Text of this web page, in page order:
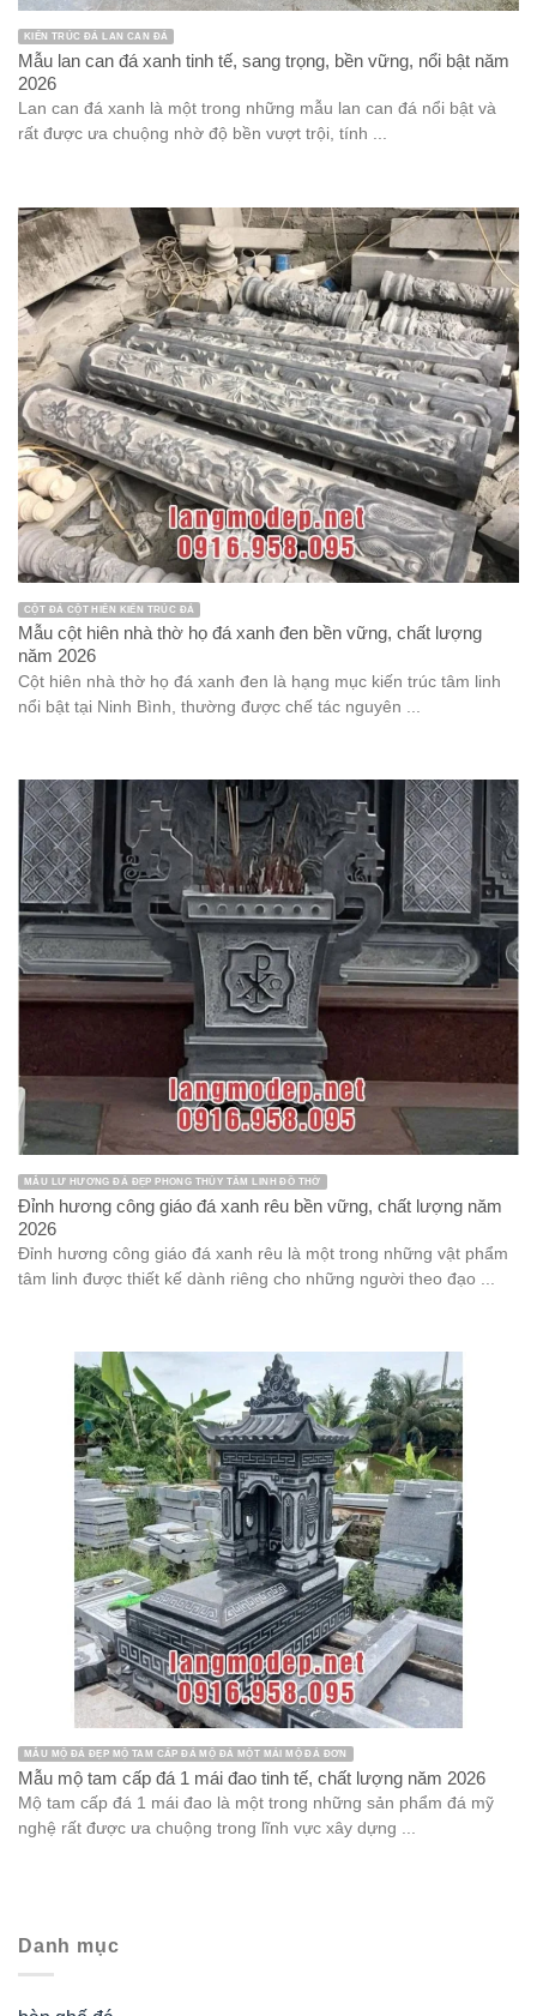
KIẾN TRÚC ĐÁ LAN CAN ĐÁ
Mẫu lan can đá xanh tinh tế, sang trọng, bền vững, nổi bật năm
2026
Lan can đá xanh là một trong những mẫu lan can đá nổi bật và
rất được ưa chuộng nhờ độ bền vượt trội, tính ...
CỘT ĐÁ CỘT HIÊN KIẾN TRÚC ĐÁ
Mẫu cột hiên nhà thờ họ đá xanh đen bền vững, chất lượng
năm 2026
Cột hiên nhà thờ họ đá xanh đen là hạng mục kiến trúc tâm linh
nổi bật tại Ninh Bình, thường được chế tác nguyên ...
MẪU LƯ HƯƠNG ĐÁ ĐẸP PHONG THỦY TÂM LINH ĐỒ THỜ
Đỉnh hương công giáo đá xanh rêu bền vững, chất lượng năm
2026
Đỉnh hương công giáo đá xanh rêu là một trong những vật phẩm
tâm linh được thiết kế dành riêng cho những người theo đạo ...
MẪU MỘ ĐÁ ĐẸP MỘ TAM CẤP ĐÁ MỘ ĐÁ MỘT MÁI MỘ ĐÁ ĐƠN
Mẫu mộ tam cấp đá 1 mái đao tinh tế, chất lượng năm 2026
Mộ tam cấp đá 1 mái đao là một trong những sản phẩm đá mỹ
nghệ rất được ưa chuộng trong lĩnh vực xây dựng ...
Danh mục